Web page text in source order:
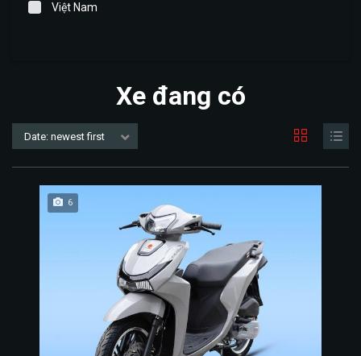
Việt Nam
Xe đang có
Date: newest first
6